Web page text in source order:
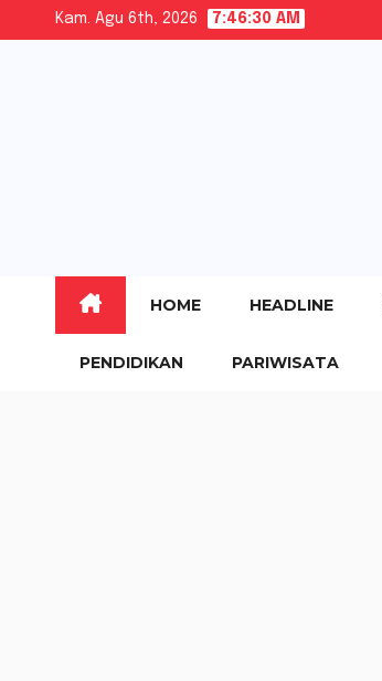
Kam. Agu 6th, 2026 7:46:32 AM
HOME HEADLINE
PENDIDIKAN PARIWISATA